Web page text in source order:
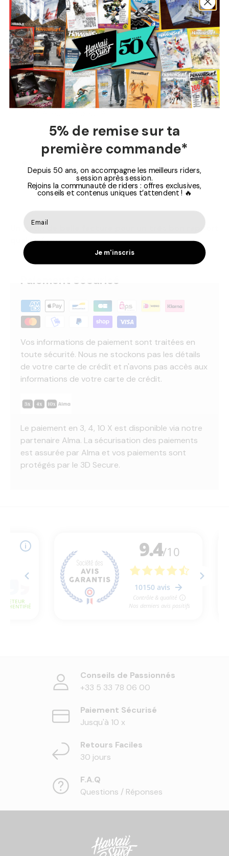
Semelle confortable
Coutures très solides
Un patin de belle facture pour un très bon rapport
qualité / prix.
Paiement Sécurisé
Vos informations de paiement sont traitées en
toute sécurité. Nous ne stockons pas les détails
de votre carte de crédit et n'avons pas accès aux
informations de votre carte de crédit.
Le paiement en 3, 4, 10 X est disponible via notre
partenaire Alma. La sécurisation des paiements
est assurée par Alma et vos paiements sont
protégés par le 3D Secure.
Conseils de Passionnés
+33 5 33 78 06 00
Paiement Sécurisé
Jusqu'à 10 x
Retours Faciles
30 jours
F.A.Q
Questions / Réponses
5% de remise sur ta
première commande*
Depuis 50 ans, on accompagne les meilleurs riders,
session après session.
Rejoins la communauté de riders : offres exclusives,
conseils et contenus uniques t’attendent ! 🔥
Je m'inscris